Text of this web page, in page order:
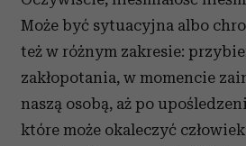
Może być sytuacyjna albo
też w różnym zakresie:
zakłopotania, w momencie
naszą osobą, aż po
które może okaleczyć